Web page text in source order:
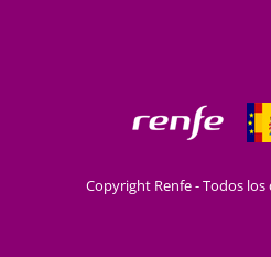
Copyright Renfe - Todos